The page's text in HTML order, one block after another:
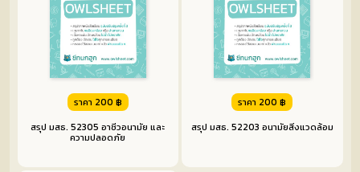
งาน
ราคา 200 ฿
สรุป มสธ. 52305 อาชีวอนามัย และ
ความปลอดภัย
ราคา 200 ฿
สรุป มสธ. 52203 อนามัยสิ่งแวดล้อม